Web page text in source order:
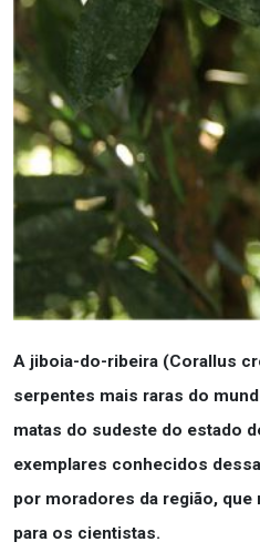
A jiboia-do-ribeira (Corallus
serpentes mais raras do
matas do sudeste do estado
exemplares conhecidos
por moradores da região, que
para os cientistas.